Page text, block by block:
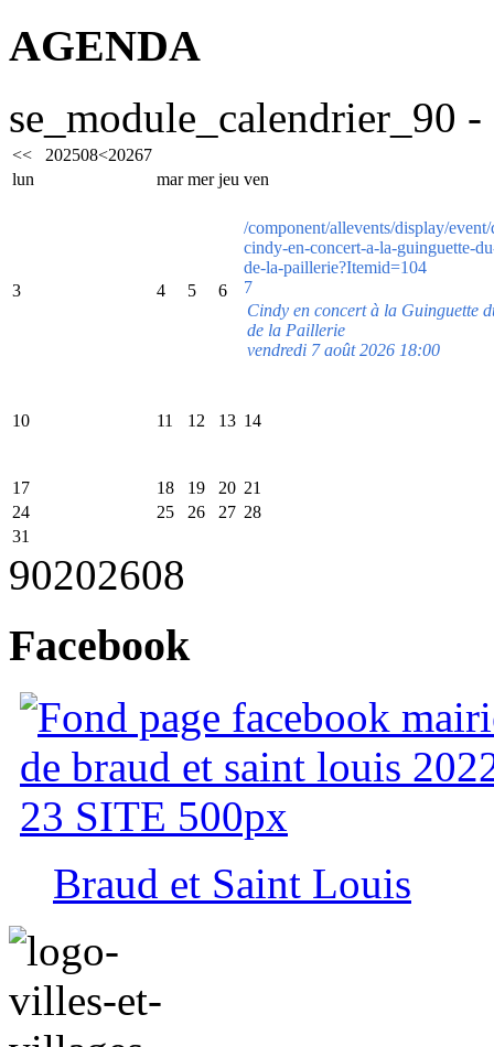
AGENDA
se_module_calendrier_90
<< 202508<20267
lun
mar mer jeu ven
3 4 5 6
/component/allevents/display/
cindy-en-concert-a-la-guinguette-
de-la-paillerie?Itemid=104
7
Cindy en concert à la Guinguette
de la Paillerie
vendredi 7 août 2026 18:00
10 11 12 13 14
17 18 19 20 21
24
25 26 27 28
31
90202608
Facebook
Braud et Saint Louis